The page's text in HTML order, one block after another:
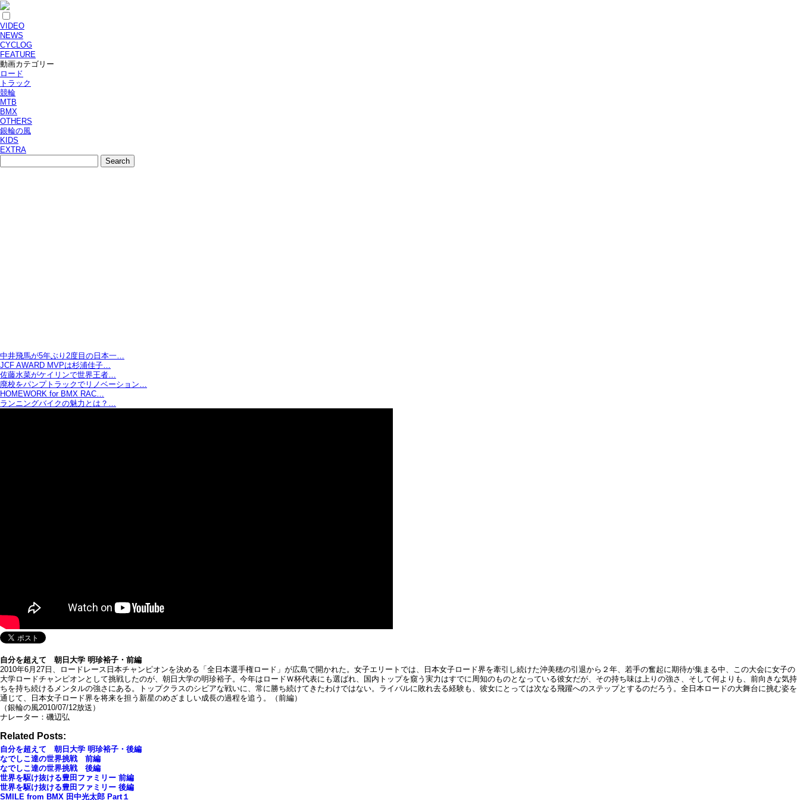
VIDEO
NEWS
CYCLOG
FEATURE
動画カテゴリー
ロード
トラック
競輪
MTB
BMX
OTHERS
銀輪の風
KIDS
EXTRA
中井飛馬が5年ぶり2度目の日本一…
JCF AWARD MVPは杉浦佳子…
佐藤水菜がケイリンで世界王者…
廃校をパンプトラックでリノベーション…
HOMEWORK for BMX RAC…
ランニングバイクの魅力とは？…
自分を超えて 朝日大学 明珍裕子・前編
2010年6月27日、ロードレース日本チャンピオンを決める「全日本選手権ロード」が広島で開かれた。女子エリートでは、日本女子ロード界を牽引し続けた沖美穂の引退から２年、若手の奮起に期待が集まる中、この大会に女子の
大学ロードチャンピオンとして挑戦したのが、朝日大学の明珍裕子。今年はロードＷ杯代表にも選ばれ、国内トップを窺う実力はすでに周知のものとなっている彼女だが、その持ち味は上りの強さ、そして何よりも、前向きな気持
ちを持ち続けるメンタルの強さにある。トップクラスのシビアな戦いに、常に勝ち続けてきたわけではない。ライバルに敗れ去る経験も、彼女にとっては次なる飛躍へのステップとするのだろう。全日本ロードの大舞台に挑む姿を
通じて、日本女子ロード界を将来を担う新星のめざましい成長の過程を追う。（前編）
（銀輪の風2010/07/12放送）
ナレーター：磯辺弘
Related Posts:
自分を超えて 朝日大学 明珍裕子・後編
なでしこ達の世界挑戦 前編
なでしこ達の世界挑戦 後編
世界を駆け抜ける豊田ファミリー 前編
世界を駆け抜ける豊田ファミリー 後編
SMILE from BMX 田中光太郎 Part１